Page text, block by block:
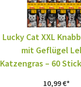
Lucky Cat XXL
mit Geflügel
Katzengras – 60
10,99€